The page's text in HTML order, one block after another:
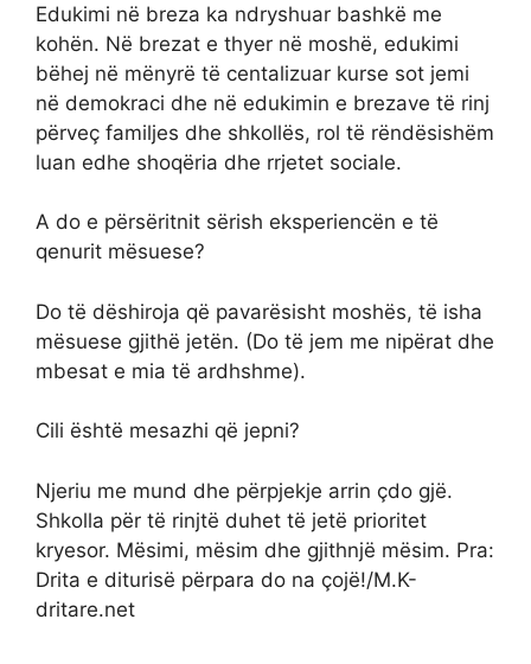
Edukimi në breza ka ndryshuar bashkë me
kohën. Në brezat e thyer në moshë, edukimi
bëhej në mënyrë të centalizuar kurse sot jemi
në demokraci dhe në edukimin e brezave të rinj
përveç familjes dhe shkollës, rol të rëndësishëm
luan edhe shoqëria dhe rrjetet sociale.
A do e përsëritnit sërish eksperiencën e të
qenurit mësuese?
Do të dëshiroja që pavarësisht moshës, të isha
mësuese gjithë jetën. (Do të jem me nipërat dhe
mbesat e mia të ardhshme).
Cili është mesazhi që jepni?
Njeriu me mund dhe përpjekje arrin çdo gjë.
Shkolla për të rinjtë duhet të jetë prioritet
kryesor. Mësimi, mësim dhe gjithnjë mësim. Pra:
Drita e diturisë përpara do na çojë!/M.K-
dritare.net